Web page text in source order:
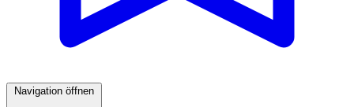
Navigation öffnen